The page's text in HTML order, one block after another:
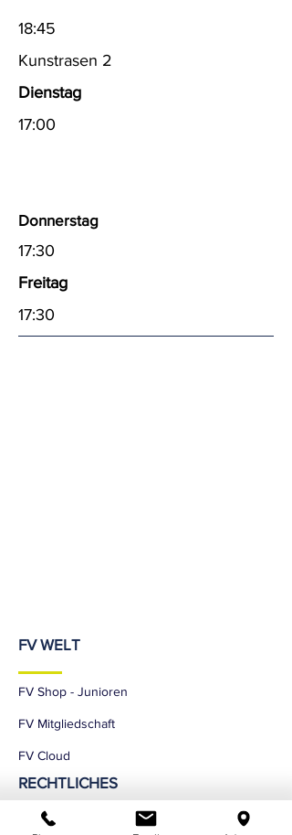
18:45
Kunstrasen 2
Dienstag
17:00
Donnerstag
17:30
Freitag
17:30
FV WELT
FV Shop - Junioren
FV Mitgliedschaft
FV Cloud
RECHTLICHES